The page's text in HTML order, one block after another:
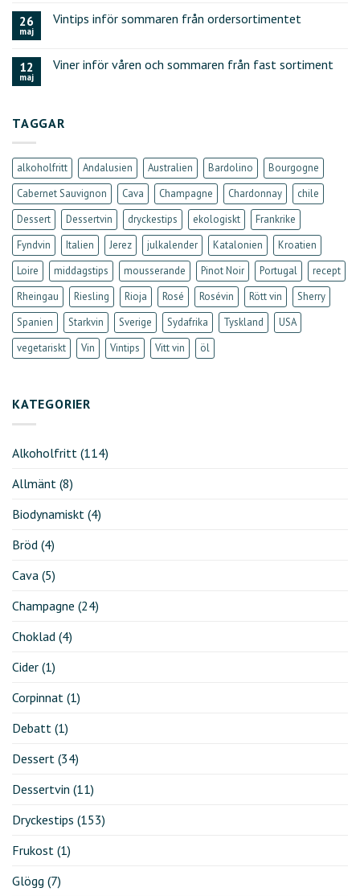
26
maj
Vintips inför sommaren från ordersortimentet
12
maj
Viner inför våren och sommaren från fast sortiment
TAGGAR
alkoholfritt Andalusien Australien Bardolino
Bourgogne
Cabernet Sauvignon
Cava Champagne Chardonnay
chile
Dessert
Dessertvin dryckestips ekologiskt
Frankrike
Fyndvin
Italien Jerez julkalender Katalonien
Kroatien
Loire
middagstips mousserande Pinot Noir Portugal
recept
Rheingau
Riesling Rioja Rosé Rosévin Rött vin
Sherry
Spanien
Starkvin Sverige Sydafrika Tyskland
USA
vegetariskt
Vin Vintips Vitt vin öl
KATEGORIER
Alkoholfritt (114)
Allmänt (8)
Biodynamiskt (4)
Bröd (4)
Cava (5)
Champagne (24)
Choklad (4)
Cider (1)
Corpinnat (1)
Debatt (1)
Dessert (34)
Dessertvin (11)
Dryckestips (153)
Frukost (1)
Glögg (7)